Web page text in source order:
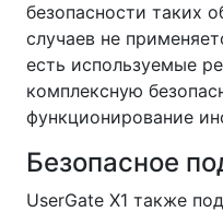
безопасности таких
случаев не
есть используемые
комплексную
функционирование
Безопасное
UserGate X1 также